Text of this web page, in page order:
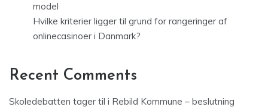
model
Hvilke kriterier ligger til grund for rangeringer af
onlinecasinoer i Danmark?
Recent Comments
Skoledebatten tager til i Rebild Kommune – beslutning